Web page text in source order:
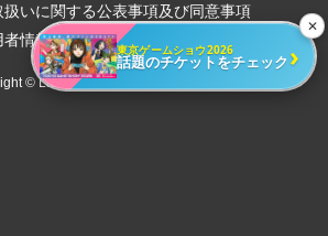
いに関する公表事項及び同意事項
情報の外部送信について
© Lawson Entertainment, Inc.
✕
東京ゲームショウ2026
話題のチケットをチェック ›